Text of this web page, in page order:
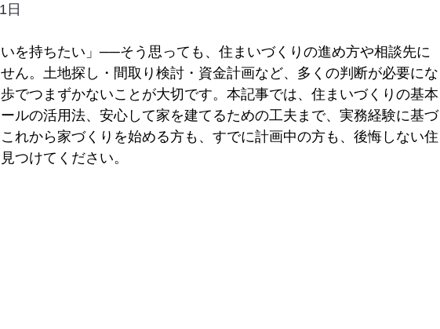
日
いを持ちたい」──そう思っても、住まいづくりの進め方や相談先に
ん。土地探し・間取り検討・資金計画など、多くの判断が必要にな
でつまずかないことが大切です。本記事では、住まいづくりの基本
ルの活用法、安心して家を建てるための工夫まで、実務経験に基づ
れから家づくりを始める方も、すでに計画中の方も、後悔しない住
つけてください。